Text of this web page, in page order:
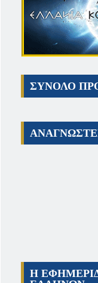
ΣΥΝΟΛΟ
Η